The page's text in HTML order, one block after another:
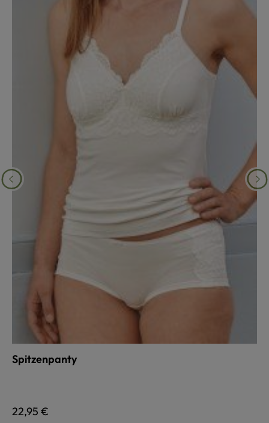
Spitzenpanty
Regulärer Preis:
22,95 €